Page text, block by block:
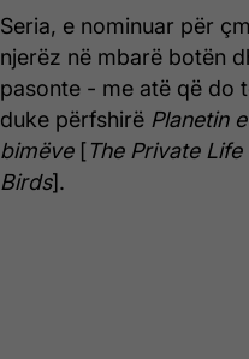
Seria, e nominuar për
njerëz në mbarë botën
pasonte - me atë që do
duke përfshirë Planetin
bimëve[The Private
Birds].